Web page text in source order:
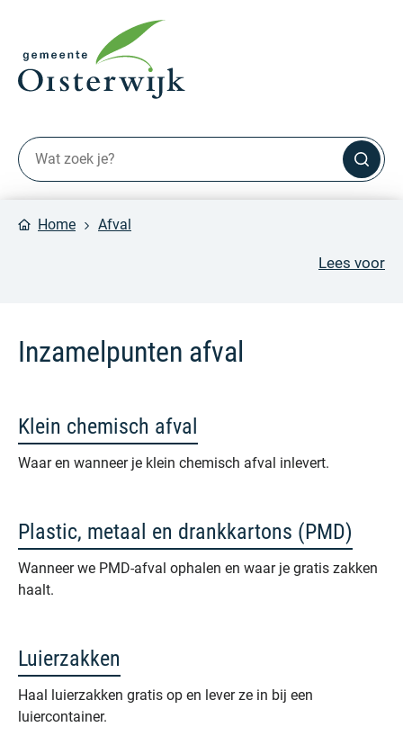
Home Afval
Lees voor
Inzamelpunten afval
Klein chemisch afval
Waar en wanneer je klein chemisch afval inlevert.
Plastic, metaal en drankkartons (PMD)
Wanneer we PMD-afval ophalen en waar je gratis zakken
haalt.
Luierzakken
Haal luierzakken gratis op en lever ze in bij een
luiercontainer.